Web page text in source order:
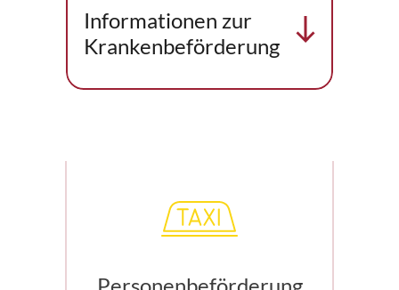
Informationen zur
Krankenbeförderung